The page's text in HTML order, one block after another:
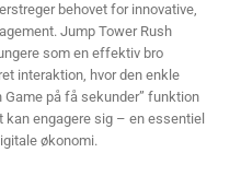
behovet for innovative,
Jump Tower Rush
som en effektiv bro
interaktion, hvor den enkle
Game på få sekunder” funktion
engagere sig – en essentiel
økonomi.